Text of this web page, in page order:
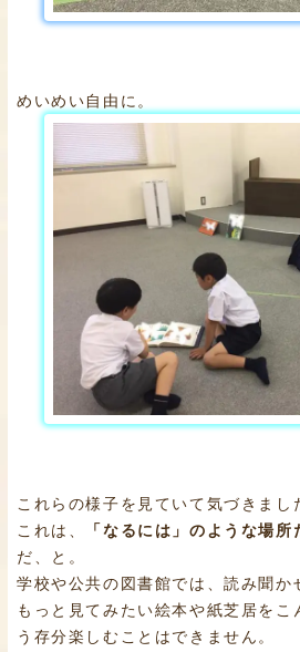
めいめい自由に。
これらの様子を見ていて気づきまし
これは、
「なるには」のような場
だ、と。
学校や公共の図書館では、読み聞か
もっと見てみたい絵本や紙芝居をこ
う存分楽しむことはできません。